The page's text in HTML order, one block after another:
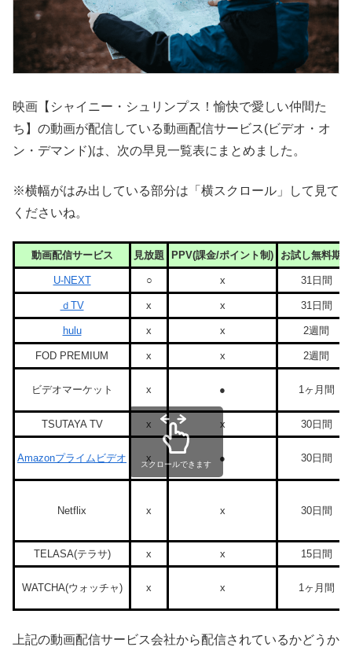
映画【シャイニー・シュリンプス！愉快で愛しい仲間た
ち】の動画が配信している動画配信サービス(ビデオ・オ
ン・デマンド)は、次の早見一覧表にまとめました。
※横幅がはみ出している部分は「横スクロール」して見て
くださいね。
動画配信サービス 見放題 PPV(課金/ポイント制) お試し無料期間
U-NEXT ○ x 31日間
ｄTV x x 31日間
hulu x x 2週間
FOD PREMIUM x x 2週間
ビデオマーケット x ● 1ヶ月間
TSUTAYA TV x x 30日間
Amazonプライムビデオ x ● 30日間
Netflix x x 30日間
TELASA(テラサ) x x 15日間
WATCHA(ウォッチャ) x x 1ヶ月間
スクロールできます
上記の動画配信サービス会社から配信されているかどうか